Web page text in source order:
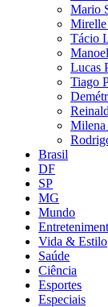
Mario
Tácio
Lucas
Tiago
Milena
Brasil
DF
SP
MG
Mundo
Vida & Estilo
Saúde
Ciência
Esportes
Especiais